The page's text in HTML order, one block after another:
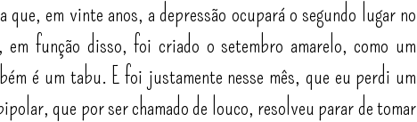
que, em vinte anos, a depressão ocupará o segundo lugar no
em função disso, foi criado o setembro amarelo, como um
é um tabu. E foi justamente nesse mês, que eu perdi um
que por ser chamado de louco, resolveu parar de tomar